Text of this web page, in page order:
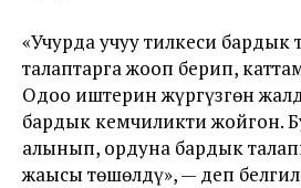
«Учурда учуу тилкеси бардык
талаптарга жооп берип,
Оңдоо иштерин жүргүзгөн
бардык кемчиликти жойгон.
алынып, ордуна бардык
жаңысы төшөлдү», — деп